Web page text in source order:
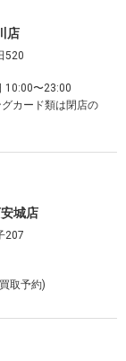
店
520
〜23:00
カード類は閉店の
城店
207
取予約)